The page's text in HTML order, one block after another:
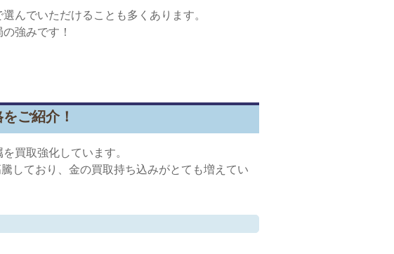
んでいただけることも多くあります。
強みです！
ご紹介！
買取強化しています。
しており、金の買取持ち込みがとても増えてい